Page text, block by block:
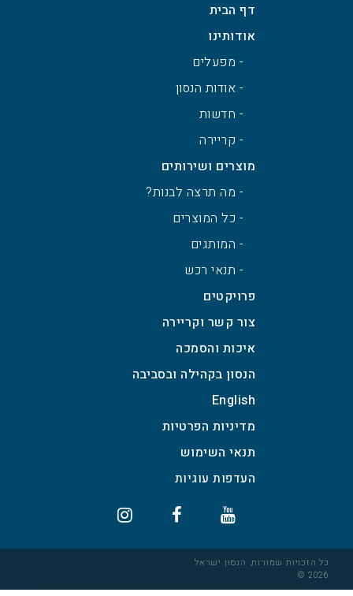
דף הבית
אודותינו
- מפעלים
- אודות הנסון
- חדשות
- קריירה
מוצרים ושירותים
- מה תרצה לבנות?
- כל המוצרים
- המותגים
- תנאי רכש
פרויקטים
צור קשר וקריירה
איכות והסמכה
הנסון בקהילה ובסביבה
English
מדיניות הפרטיות
תנאי השימוש
כל הזכויות שמורות, הנסון ישראל
2026 ©